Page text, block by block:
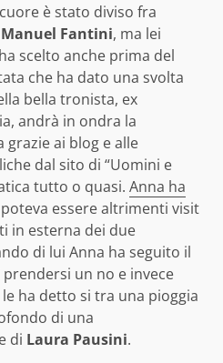
è stato diviso fra
Fantini, ma lei
scelto anche prima del
che ha dato una svolta
bella tronista, ex
andrà in ondra la
ai blog e alle
dal sito di “Uomini e
tutto o quasi. Anna ha
essere altrimenti visit
in esterna dei due
di lui Anna ha seguito il
un no e invece
ha detto si tra una pioggia
di una
di Laura Pausini.